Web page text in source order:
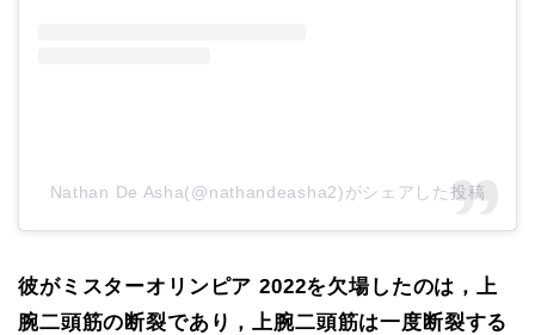
Nathan De Asha(@nathandeasha2)がシェアした投稿
彼がミスターオリンピア 2022を欠場したのは，上
腕二頭筋の断裂であり，上腕二頭筋は一度断裂する